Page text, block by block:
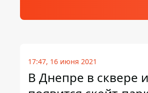
17:47, 16 июня 2021
В Днепре в сквере